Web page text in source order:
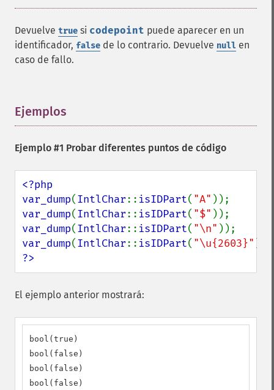
Devuelve true si codepoint puede aparecer en un
identificador, false de lo contrario. Devuelve null en
caso de fallo.
Ejemplos
Ejemplo #1 Probar diferentes puntos de código
<?php
var_dump(IntlChar:: isIDPart( "A"
var_dump(IntlChar:: isIDPart( "$"
var_dump(IntlChar:: isIDPart( "\n"
var_dump(IntlChar:: isIDPart( "\u{2603}"
?>
El ejemplo anterior mostrará:
bool(true)
bool(false)
bool(false)
bool(false)